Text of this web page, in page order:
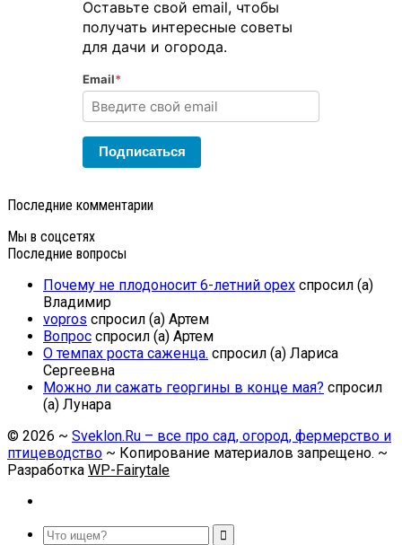
Оставьте свой email, чтобы
получать интересные советы
для дачи и огорода.
Email*
Подписаться
Последние комментарии
Мы в соцсетях
Последние вопросы
Почему не плодоносит 6-летний орех спросил (а)
Владимир
vopros спросил (а) Артем
Вопрос спросил (а) Артем
О темпах роста саженца. спросил (а) Лариса
Сергеевна
Можно ли сажать георгины в конце мая? спросил
(а) Лунара
© 2026 ~ Sveklon.Ru – все про сад, огород, фермерство и
птицеводство ~ Копирование материалов запрещено. ~
Разработка WP-Fairytale